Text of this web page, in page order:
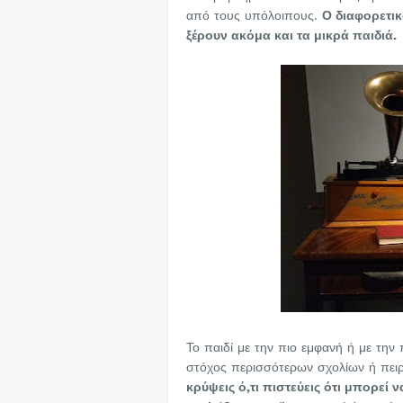
από τους υπόλοιπους. Ο
ξέρουν ακόμα και τα μικρά παιδιά.
Το παιδί με την πιο εμφανή ή με την
στόχος περισσότερων σχολίων ή
κρύψεις ό,τι πιστεύεις ότι